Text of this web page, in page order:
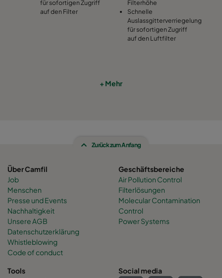
für sofortigen Zugriff
auf den Filter
Filterhöhe
Schnelle
Auslassgitterverriegelung
für sofortigen Zugriff
auf den Luftfilter
+ Mehr
Zurück zum Anfang
Über Camfil
Job
Menschen
Presse und Events
Nachhaltigkeit
Unsere AGB
Datenschutzerklärung
Whistleblowing
Code of conduct
Geschäftsbereiche
Air Pollution Control
Filterlösungen
Molecular Contamination
Control
Power Systems
Tools
Social media